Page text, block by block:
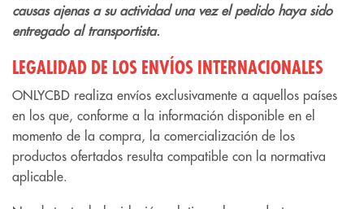
causas ajenas a su actividad una vez el pedido haya sido
entregado al transportista.
LEGALIDAD DE LOS ENVÍOS INTERNACIONALES
ONLYCBD realiza envíos exclusivamente a aquellos países
en los que, conforme a la información disponible en el
momento de la compra, la comercialización de los
productos ofertados resulta compatible con la normativa
aplicable.